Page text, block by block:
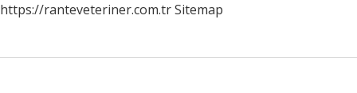
https://ranteveteriner.com.trSitemap